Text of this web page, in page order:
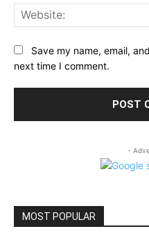
Save my name, email,
next time I comment.
-
MOST POPULAR